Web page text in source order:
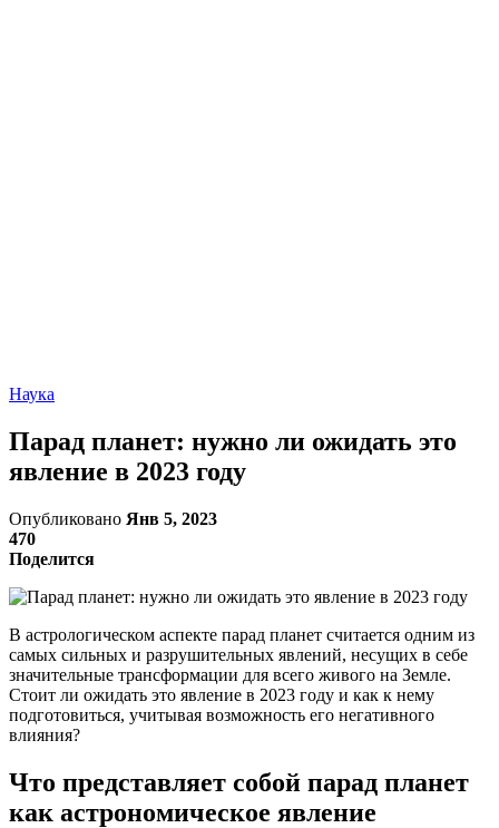
Наука
Парад планет: нужно ли ожидать это
явление в 2023 году
Опубликовано Янв 5, 2023
470
Поделится
В астрологическом аспекте парад планет считается одним из
самых сильных и разрушительных явлений, несущих в себе
значительные трансформации для всего живого на Земле.
Стоит ли ожидать это явление в 2023 году и как к нему
подготовиться, учитывая возможность его негативного
влияния?
Что представляет собой парад планет
как астрономическое явление